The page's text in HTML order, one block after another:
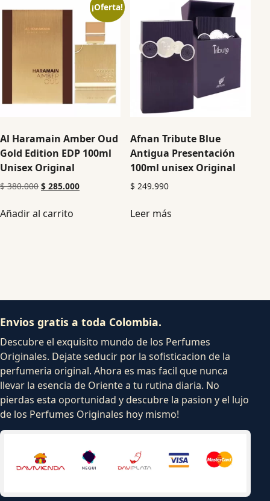
¡Oferta!
Al Haramain Amber Oud
Gold Edition EDP 100ml
Unisex Original
$380.000 $ 285.000
Añadir al carrito
Afnan Tribute Blue
Antigua Presentación
100ml unisex Original
$ 249.990
Leer más
Envios gratis a toda Colombia.
Descubre el exquisito mundo de los Perfumes
Originales. Dejate seducir por la sofisticacion de la
perfumeria original. Ahora es mas facil que nunca
llevar la esencia de Oriente a tu rutina diaria. No
pierdas esta oportunidad y descubre la pasion y el lujo
de los Perfumes Originales hoy mismo!